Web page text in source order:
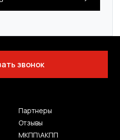
звонок
Партнеры
Отзывы
МКПП\АКПП